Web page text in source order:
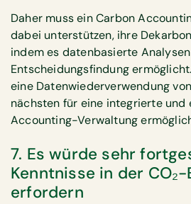
Daher muss ein Carbon
dabei unterstützen, ihre
indem es datenbasierte
Entscheidungsfindung
eine Datenwiederverwendung
nächsten für eine integrierte und
Accounting-Verwaltung
7. Es würde sehr
Kenntnisse in der
erfordern